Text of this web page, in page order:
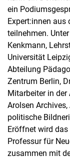
ein
Expert:innen
teilnehmen.
Kenkmann,
Universität
Abteilung
Zentrum Berlin,
Mitarbeiter in
Arolsen
politische
Eröffnet wird
Professur für
zusammen mit